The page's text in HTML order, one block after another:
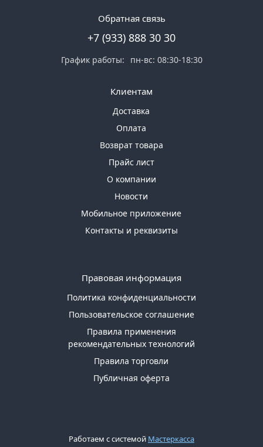
Обратная связь
+7 (933) 888 30 30
График работы: пн-вс: 08:30-18:30
Клиентам
Доставка
Оплата
Возврат товара
Прайс лист
О компании
Новости
Мобильное приложение
Контакты и реквизиты
Правовая информация
Политика конфиденциальности
Пользовательское соглашение
Правила применения
рекомендательных технологий
Правила торговли
Публичная оферта
Работаем с системой Мастеркасса